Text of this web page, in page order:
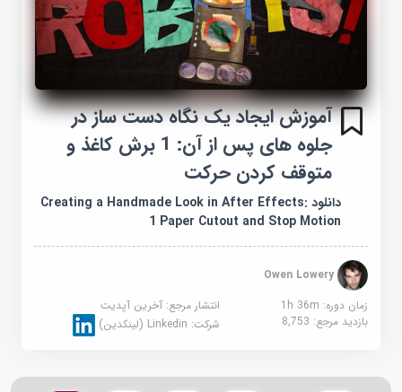
آموزش ایجاد یک نگاه دست ساز در
جلوه های پس از آن: 1 برش کاغذ و
متوقف کردن حرکت
دانلود Creating a Handmade Look in After Effects:
1 Paper Cutout and Stop Motion
Owen Lowery
زمان دوره: 1h 36m
انتشار مرجع:آخرین آپدیت
بازدید مرجع:8,753 شرکت:Linkedin (لینکدین)